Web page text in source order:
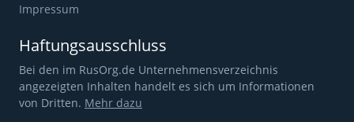
Impressum
Haftungsausschluss
Bei den im RusOrg.de Unternehmensverzeichnis
angezeigten Inhalten handelt es sich um Informationen
von Dritten. Mehr dazu